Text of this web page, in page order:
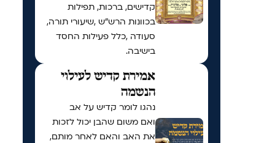
קדישים, ברכות, תפילות
בכוונות הרש"ש ,שיעורי תורה,
סעודה ,כלל פעילות החסד
בישיבה.
אמירת קדיש לעילוי
הנשמה
נהגו לומר קדיש על אב
ואם משום שהבן יכול לזכות
את האב והאם לאחר מותם,